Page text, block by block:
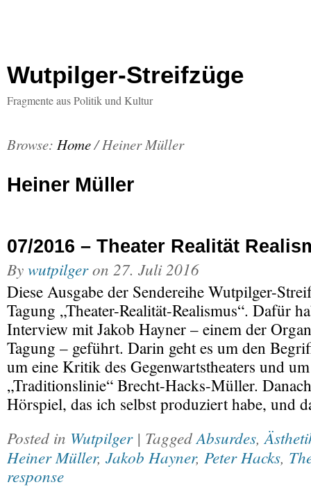
Wutpilger-Streifzüge
Fragmente aus Politik und Kultur
Browse: Home/Heiner Müller
Heiner Müller
07/2016 – Theater Realität
Bywutpilgeron 27. Juli 2016
Diese Ausgabe der Sendereihe Wutpilger-
Tagung „Theater-Realität-Realismus“. Dafür
Interview mit Jakob Hayner – einem der
Tagung – geführt. Darin geht es um den
um eine Kritik des Gegenwartstheaters und
„Traditionslinie“ Brecht-Hacks-Müller.
Hörspiel, das ich selbst produziert habe, und
Posted in Wutpilger | TaggedAbsurdes,
Heiner Müller, Jakob Hayner, Peter Hacks,
response